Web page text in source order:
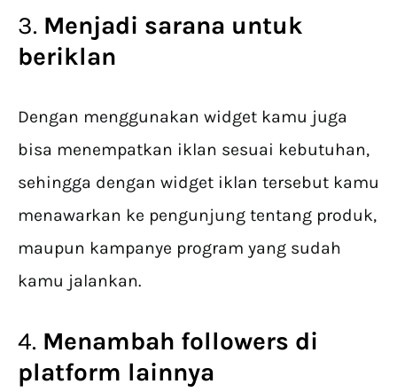
3. Menjadi sarana untuk
beriklan
Dengan menggunakan widget kamu juga
bisa menempatkan iklan sesuai kebutuhan,
sehingga dengan widget iklan tersebut kamu
menawarkan ke pengunjung tentang produk,
maupun kampanye program yang sudah
kamu jalankan.
4. Menambah followers di
platform lainnya